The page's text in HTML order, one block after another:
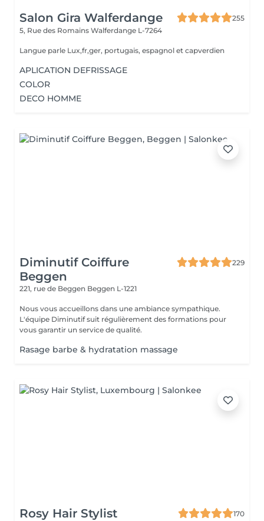
Salon Gira Walferdange
255
5, Rue des Romains Walferdange L-7264
Langue parle Lux,fr,ger, portugais, espagnol et capverdien
APLICATION DEFRISSAGE
COLOR
DECO HOMME
Diminutif Coiffure
Beggen
229
221, rue de Beggen Beggen L-1221
Nous vous accueillons dans une ambiance sympathique.
L'équipe Diminutif suit régulièrement des formations pour
vous garantir un service de qualité.
Rasage barbe & hydratation massage
Rosy Hair Stylist
170